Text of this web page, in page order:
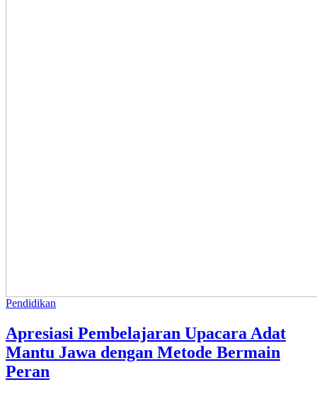
Pendidikan
Apresiasi Pembelajaran Upacara Adat
Mantu Jawa dengan Metode Bermain
Peran